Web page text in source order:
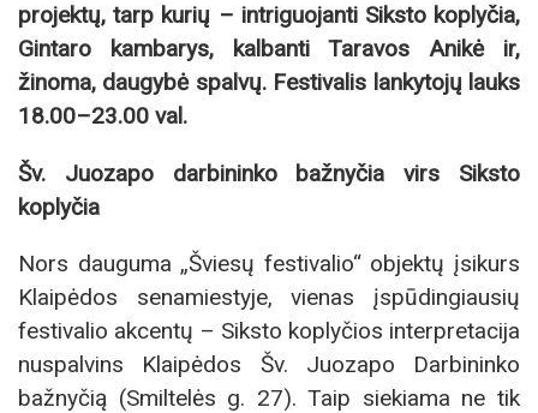
projektų, tarp kurių – intriguojanti Siksto koplyčia,
Gintaro kambarys, kalbanti Taravos Anikė ir,
žinoma, daugybė spalvų. Festivalis lankytojų lauks
18.00–23.00 val.
Šv. Juozapo darbininko bažnyčia virs Siksto
koplyčia
Nors dauguma „Šviesų festivalio“ objektų įsikurs
Klaipėdos senamiestyje, vienas įspūdingiausių
festivalio akcentų – Siksto koplyčios interpretacija
nuspalvins Klaipėdos Šv. Juozapo Darbininko
bažnyčią (Smiltelės g. 27). Taip siekiama ne tik